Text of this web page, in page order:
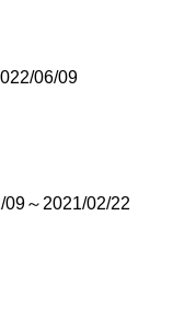
06/09
09～2021/02/22